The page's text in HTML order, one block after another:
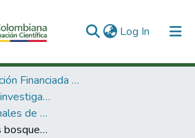
Log In (current)
1. Investigación Financiada con Recursos Públicos
1.1 Productos de investigación
1.1.1. Informes Finales de Proyectos de Investigación
Importancia de los bosques inundables para el recurso pesquero en la amazonia colombiana